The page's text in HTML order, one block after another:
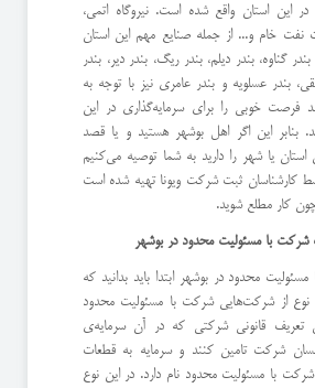
این استان واقع شده است. نیروگاه اتمی،
نفت خام و... از جمله صنایع مهم این استان
گناوه، بندر دیلم، بندر ریگ، بندر دیر، بندر
بندر عسلویه و بندر عامری نیز با توجه به
فرصت خوبی را برای سرمایه‌گذاری در این
بنابر این اگر اهل بوشهر هستید و یا قصد
استان یا شهر را دارید به شما توصیه می‌کنیم
کارشناسان ثبت شرکت ویونا تهیه شده است
چون کار مطلع شوید.
با مسئولیت محدود در بوشهر
محدود در بوشهر ابتدا باید بدانید که
از شرکت‌هایی شرکت با مسئولیت محدود
قانونی شرکتی که در آن سرمایه‌ی
شرکت تامین کنند و سرمایه به قطعات
با مسئولیت محدود نام دارد. در این نوع